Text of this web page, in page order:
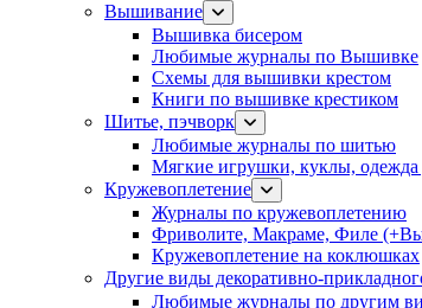
Вышивание
Вышивка бисером
Любимые журналы по Вышивке
Схемы для вышивки крестом
Книги по вышивке крестиком
Шитье, пэчворк
Любимые журналы по шитью
Мягкие игрушки, куклы, одежда
Кружевоплетение
Журналы по кружевоплетению
Фриволите, Макраме, Филе
Кружевоплетение на коклюшках
Другие виды декоративно-
Любимые журналы по другим